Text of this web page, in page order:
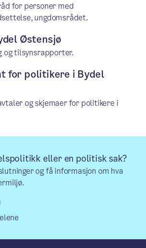
for personer med
ungdomsrådet.
Østensjø
og tilsynsrapporter.
for politikere i Bydel
og skjemaer for politikere i
eller en politisk sak?
og få informasjon om hva